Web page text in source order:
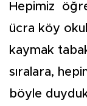
Hepimiz
ücra köy
kaymak
sıralara,
böyle